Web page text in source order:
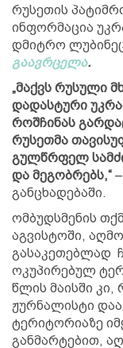
რუსეთის
ინფორმაცია
დმიტრო
გაავრცელა.
„მაქვს რუსული
დადასტური
როშჩინას
რუსეთმა
გულწრფელ
და მეგობრებს,“
განცხადებაში.
ომბუდსმენის
აგვისტოში,
გასაკეთებლად
ოკუპირებულ
წლის მაისში
ჟურნალისტი
ტერიტორიაზე
განმარტებით,